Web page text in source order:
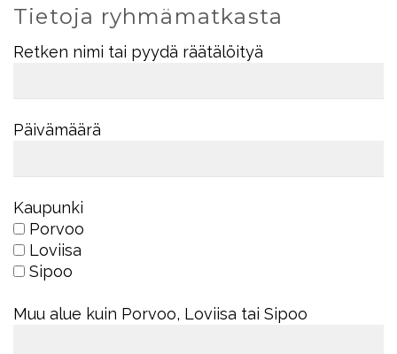
Tietoja ryhmämatkasta
Retken nimi tai pyydä räätälöityä
Päivämäärä
Kaupunki
Porvoo
Loviisa
Sipoo
Muu alue kuin Porvoo, Loviisa tai Sipoo